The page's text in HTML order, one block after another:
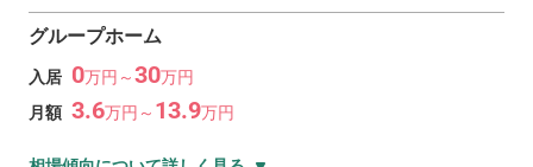
グループホーム
入居 0万円～30万円
月額 3.6万円～ 13.9万円